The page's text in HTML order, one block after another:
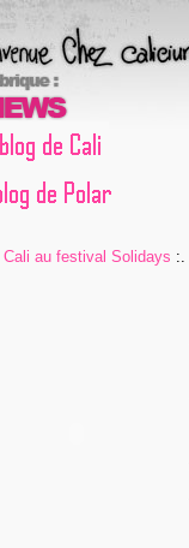
Cali au festival Solidays :.